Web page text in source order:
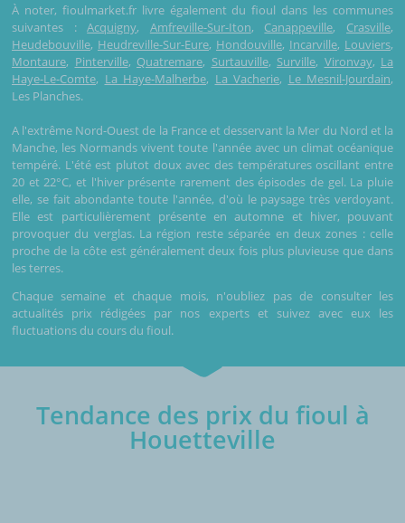
À noter, fioulmarket.fr livre également du fioul dans les communes
suivantes :Acquigny, Amfreville-Sur-Iton, Canappeville, Crasville,
Heudebouville, Heudreville-Sur-Eure, Hondouville, Incarville, Louviers,
Montaure, Pinterville, Quatremare, Surtauville, Surville, Vironvay, La
Haye-Le-Comte, La Haye-Malherbe, La Vacherie, Le Mesnil-Jourdain,
Les Planches.
A l'extrême Nord-Ouest de la France et desservant la Mer du Nord et la
Manche, les Normands vivent toute l'année avec un climat océanique
tempéré. L'été est plutot doux avec des températures oscillant entre
20 et 22°C, et l'hiver présente rarement des épisodes de gel. La pluie
elle, se fait abondante toute l'année, d'où le paysage très verdoyant.
Elle est particulièrement présente en automne et hiver, pouvant
provoquer du verglas. La région reste séparée en deux zones : celle
proche de la côte est généralement deux fois plus pluvieuse que dans
les terres.
Chaque semaine et chaque mois, n'oubliez pas de consulter les
actualités prix rédigées par nos experts et suivez avec eux les
fluctuations du cours du fioul.
Tendance des prix du fioul à
Houetteville